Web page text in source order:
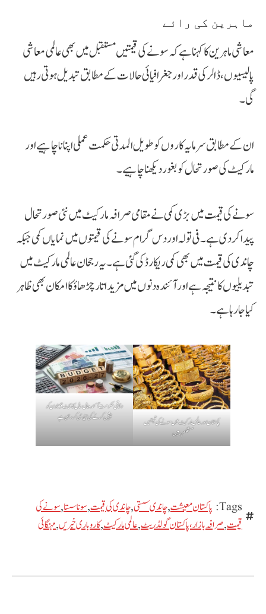
ماہرین کی رائے
معاشی ماہرین کا کہنا ہے کہ سونے کی قیمتیں مستقبل میں بھی عالمی معاشی
پالیسیوں، ڈالر کی قدر اور جغرافیائی حالات کے مطابق تبدیل ہوتی رہیں
گی۔
ان کے مطابق سرمایہ کاروں کو طویل المدتی حکمت عملی اپنانا چاہیے اور
مارکیٹ کی صورتحال کو بغور دیکھنا چاہیے۔
سونے کی قیمت میں بڑی کمی نے مقامی صرافہ مارکیٹ میں نئی صورتحال
پیدا کر دی ہے۔ فی تولہ اور دس گرام سونے کی قیمتوں میں نمایاں کمی جبکہ
چاندی کی قیمت میں بھی کمی ریکارڈ کی گئی ہے۔ یہ رجحان عالمی مارکیٹ میں
تبدیلیوں کا نتیجہ ہے اور آئندہ دنوں میں مزید اتار چڑھاؤ کا امکان بھی ظاہر
کیا جا رہا ہے۔
پاکستان اور عالمی مارکیٹ میں سونے کی قیمتیں
مستحکم رہیں
وفاقی حکومت آئندہ مالی سال کا بجٹ 5 جون کو
پیش کرنے کی تیاری کر رہی ہے
Tags: پاکستان معیشت,چاندی سستی,چاندی کی قیمت,سونا سستا,سونے کی
قیمت,صرافہ بازار، پاکستان گولڈ ریٹ,عالمی مارکیٹ,کاروباری خبریں,مہنگائی